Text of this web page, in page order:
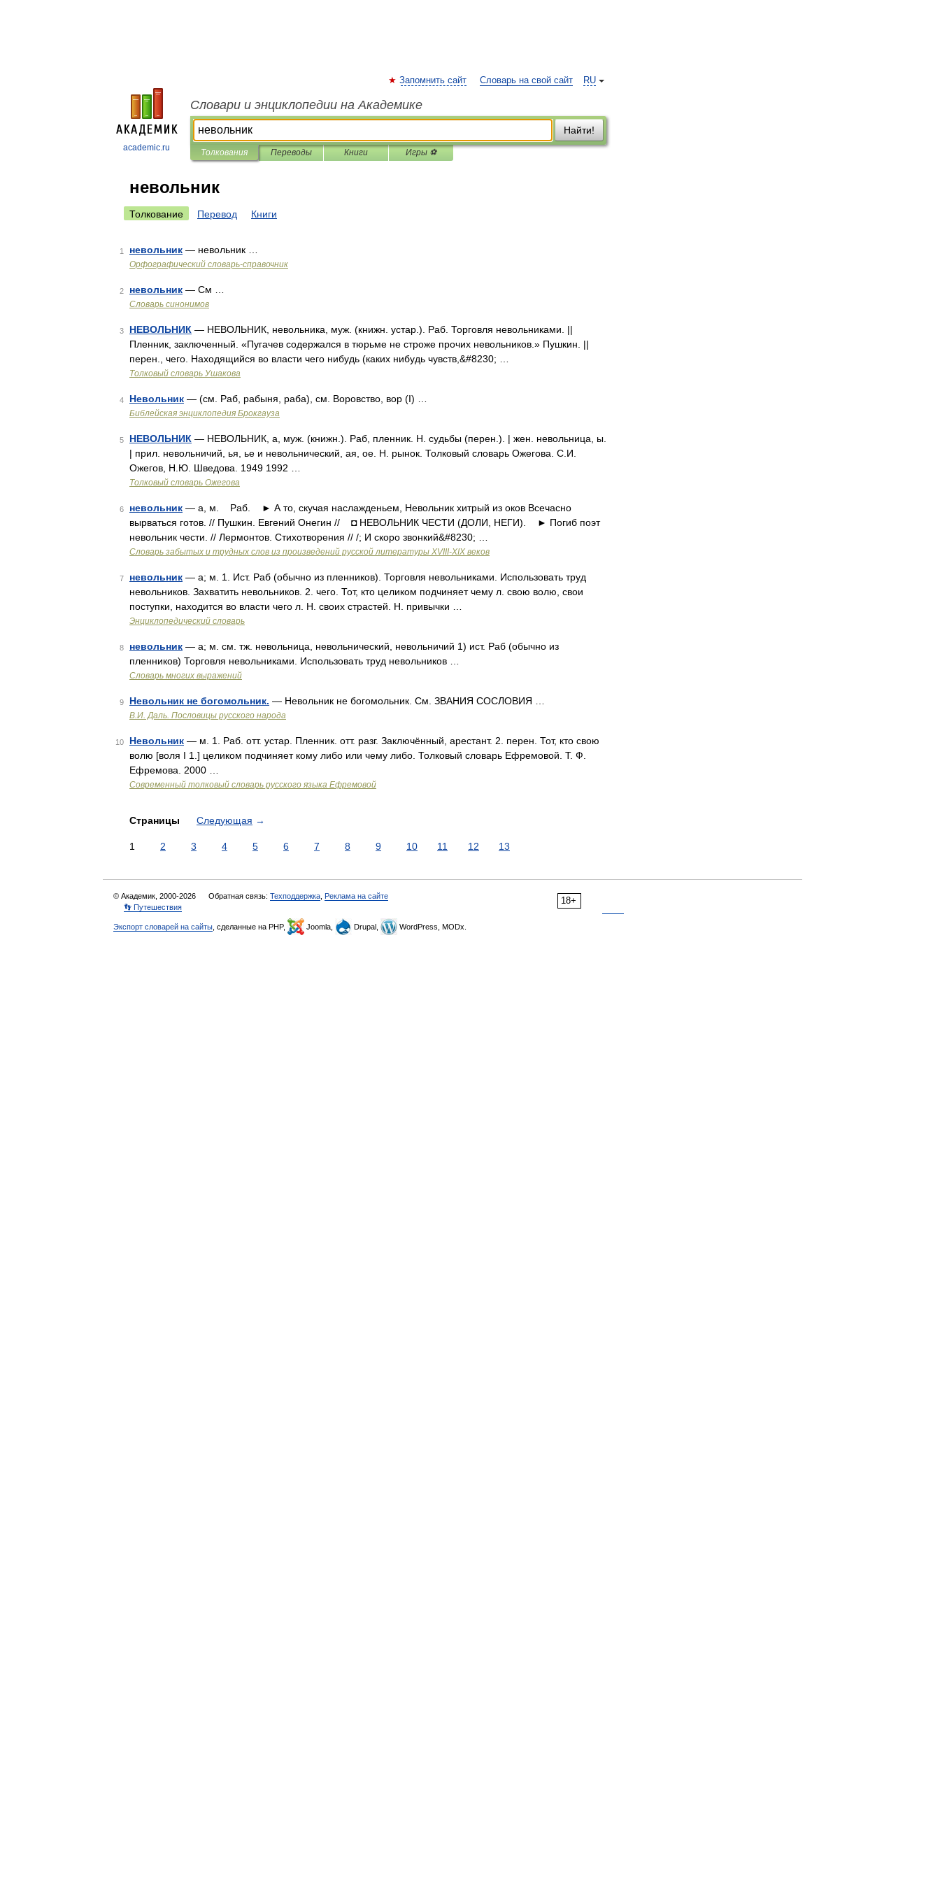
academic.ru
RU
Запомнить сайт Словарь на свой сайт
Словари и энциклопедии на Академике
Найти!
Толкования Переводы Книги Игры ⚽
невольник
Толкование Перевод Книги
1 невольник — невольник …
Орфографический словарь-справочник
2 невольник — См …
Словарь синонимов
3 НЕВОЛЬНИК — НЕВОЛЬНИК, невольника, муж. (книжн. устар.). Раб. Торговля невольниками. ||
Пленник, заключенный. «Пугачев содержался в тюрьме не строже прочих невольников.» Пушкин. ||
перен., чего. Находящийся во власти чего нибудь (каких нибудь чувств,&#8230; …
Толковый словарь Ушакова
4 Невольник — (см. Раб, рабыня, раба), см. Воровство, вор (I) …
Библейская энциклопедия Брокгауза
5 НЕВОЛЬНИК — НЕВОЛЬНИК, а, муж. (книжн.). Раб, пленник. Н. судьбы (перен.). | жен. невольница, ы.
| прил. невольничий, ья, ье и невольнический, ая, ое. Н. рынок. Толковый словарь Ожегова. С.И.
Ожегов, Н.Ю. Шведова. 1949 1992 …
Толковый словарь Ожегова
6 невольник — а, м. Раб. ► А то, скучая наслажденьем, Невольник хитрый из оков Всечасно
вырваться готов. // Пушкин. Евгений Онегин // ◘ НЕВОЛЬНИК ЧЕСТИ (ДОЛИ, НЕГИ). ► Погиб поэт
невольник чести. // Лермонтов. Стихотворения // /; И скоро звонкий&#8230; …
Словарь забытых и трудных слов из произведений русской литературы ХVIII-ХIХ веков
7 невольник — а; м. 1. Ист. Раб (обычно из пленников). Торговля невольниками. Использовать труд
невольников. Захватить невольников. 2. чего. Тот, кто целиком подчиняет чему л. свою волю, свои
поступки, находится во власти чего л. Н. своих страстей. Н. привычки …
Энциклопедический словарь
8 невольник — а; м. см. тж. невольница, невольнический, невольничий 1) ист. Раб (обычно из
пленников) Торговля невольниками. Использовать труд невольников …
Словарь многих выражений
9 Невольник не богомольник. — Невольник не богомольник. См. ЗВАНИЯ СОСЛОВИЯ …
В.И. Даль. Пословицы русского народа
10 Невольник — м. 1. Раб. отт. устар. Пленник. отт. разг. Заключённый, арестант. 2. перен. Тот, кто свою
волю [воля I 1.] целиком подчиняет кому либо или чему либо. Толковый словарь Ефремовой. Т. Ф.
Ефремова. 2000 …
Современный толковый словарь русского языка Ефремовой
Страницы Следующая →
1 2 3 4 5 6 7 8 9 10 11 12 13
18+
© Академик, 2000-2026 Обратная связь: Техподдержка Реклама на сайте
👣 Путешествия
Экспорт словарей на сайты , сделанные на PHP, Joomla, Drupal, WordPress, MODx.